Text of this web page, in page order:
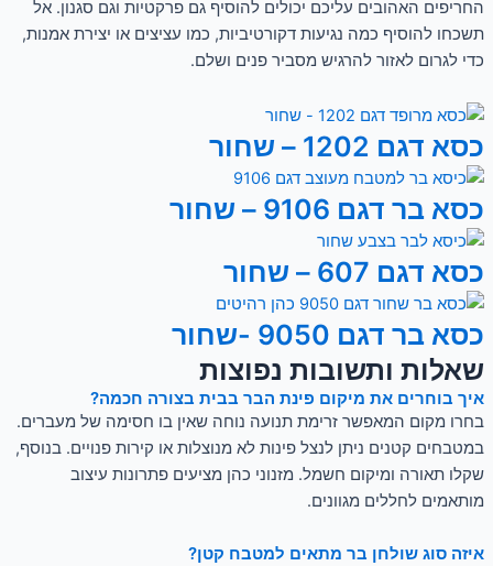
החריפים האהובים עליכם יכולים להוסיף גם פרקטיות וגם סגנון. אל
תשכחו להוסיף כמה נגיעות דקורטיביות, כמו עציצים או יצירת אמנות,
כדי לגרום לאזור להרגיש מסביר פנים ושלם.
כסא דגם 1202 – שחור
כסא בר דגם 9106 – שחור
כסא דגם 607 – שחור
כסא בר דגם 9050 -שחור
שאלות ותשובות נפוצות
איך בוחרים את מיקום פינת הבר בבית בצורה חכמה?
בחרו מקום המאפשר זרימת תנועה נוחה שאין בו חסימה של מעברים.
במטבחים קטנים ניתן לנצל פינות לא מנוצלות או קירות פנויים. בנוסף,
שקלו תאורה ומיקום חשמל. מזנוני כהן מציעים פתרונות עיצוב
מותאמים לחללים מגוונים.
איזה סוג שולחן בר מתאים למטבח קטן?